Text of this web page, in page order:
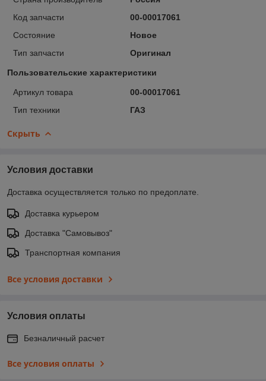
Код запчасти
00-00017061
Состояние
Новое
Тип запчасти
Оригинал
Пользовательские характеристики
Артикул товара
00-00017061
Тип техники
ГАЗ
Скрыть
Условия доставки
Доставка осуществляется только по предоплате.
Доставка курьером
Доставка "Самовывоз"
Транспортная компания
Все условия доставки
Условия оплаты
Безналичный расчет
Все условия оплаты